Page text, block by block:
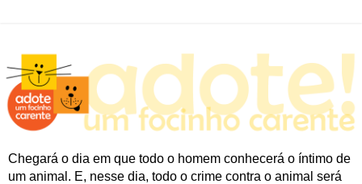
Chegará o dia em que todo o homem conhecerá o íntimo de
um animal. E, nesse dia, todo o crime contra o animal será